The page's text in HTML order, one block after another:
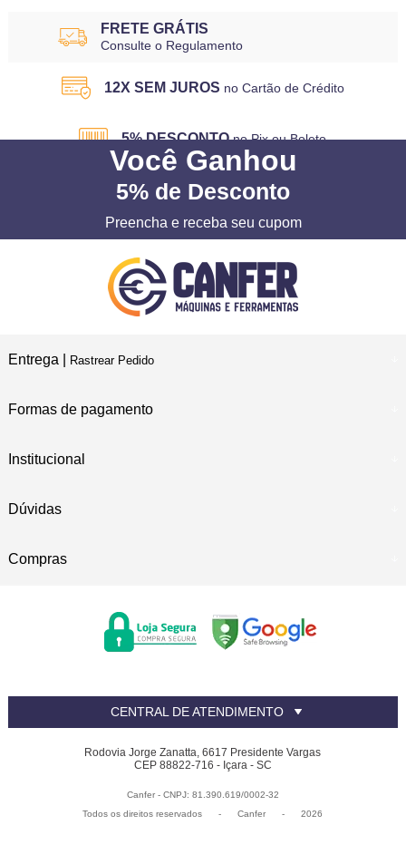
FRETE GRÁTIS
Consulte o Regulamento
12X SEM JUROS no Cartão de Crédito
5% DESCONTO no Pix ou Boleto
Você Ganhou
5% de Desconto
Preencha e receba seu cupom
Entrega | Rastrear Pedido
Formas de pagamento
Institucional
Dúvidas
Compras
CENTRAL DE ATENDIMENTO
Rodovia Jorge Zanatta, 6617 Presidente Vargas
CEP 88822-716 - Içara - SC
Canfer - CNPJ: 81.390.619/0002-32
Todos os direitos reservados
- Canfer - 2026